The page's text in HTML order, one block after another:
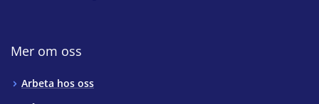
Mer om oss
Arbeta hos oss